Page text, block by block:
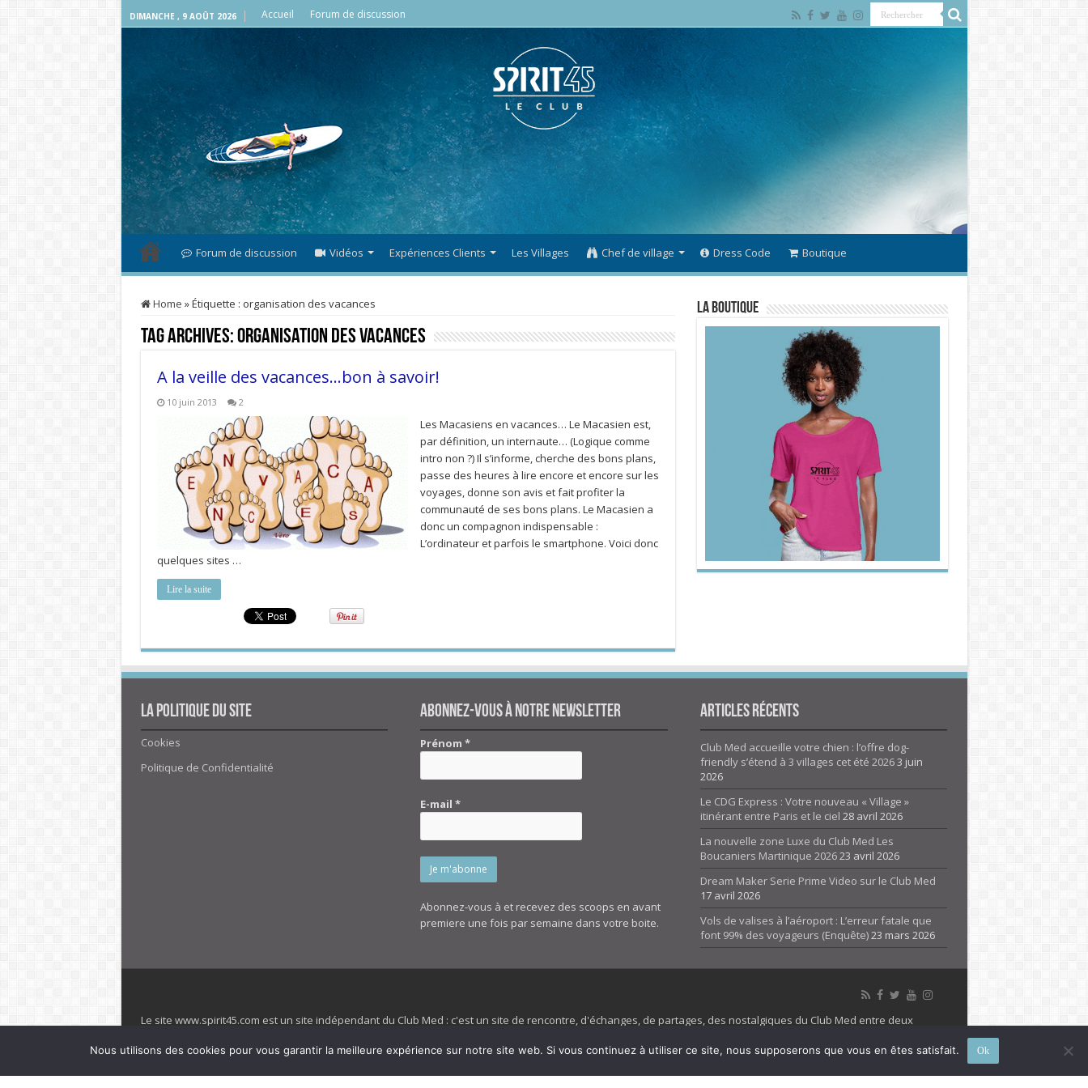
DIMANCHE , 9 AOÛT 2026 Accueil Forum de discussion
Forum de discussion Vidéos Expériences Clients Les Villages Chef de village Dress Code Boutique
Home »Étiquette : organisation des vacances
Tag Archives:organisation des vacances
A la veille des vacances…bon à savoir!
10 juin 2013 2
Les Macasiens en vacances… Le Macasien est,
par définition, un internaute… (Logique comme
intro non ?) Il s’informe, cherche des bons plans,
passe des heures à lire encore et encore sur les
voyages, donne son avis et fait profiter la
communauté de ses bons plans. Le Macasien a
donc un compagnon indispensable :
L’ordinateur et parfois le smartphone. Voici donc
quelques sites …
Lire la suite
La Boutique
La politique du site
Cookies
Politique de Confidentialité
Abonnez-vous à notre newsletter
Prénom*
E-mail*
Abonnez-vous à et recevez des scoops en avant
premiere une fois par semaine dans votre boite.
Articles Récents
Club Med accueille votre chien : l’offre dog-
friendly s’étend à 3 villages cet été 20263 juin
2026
Le CDG Express : Votre nouveau « Village »
itinérant entre Paris et le ciel 28 avril 2026
La nouvelle zone Luxe du Club Med Les
Boucaniers Martinique 202623 avril 2026
Dream Maker Serie Prime Video sur le Club Med
17 avril 2026
Vols de valises à l’aéroport : L’erreur fatale que
font 99% des voyageurs (Enquête)23 mars 2026
Le site www.spirit45.com est un site indépendant du Club Med : c'est un site de rencontre, d'échanges, de partages, des nostalgiques du Club Med entre deux
villages. Club Med est une marque déposée. Spirit 45 et son forum ne sont pas liés au ClubMed et la marque citée est la propriété de son détenteur respectif. Le site
officiel de la marque est : www.clubmed.fr Les images de fond de page de cette page d'accueil sont la propriétés de la marque Club Med, Tous droits réservés - 2026
Nous utilisons des cookies pour vous garantir la meilleure expérience sur notre site web. Si vous continuez à utiliser ce site, nous supposerons que vous en êtes satisfait. Ok